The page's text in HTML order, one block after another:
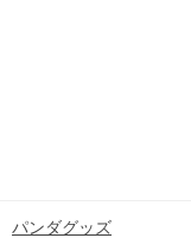
パンダグッズ